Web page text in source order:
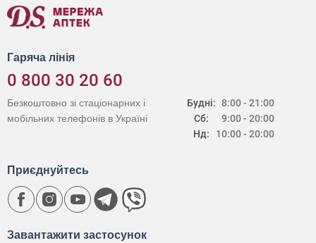
Гаряча лінія
0 800 30 20 60
Будні:
Сб:
Нд:
8:00 - 21:00
9:00 - 20:00
10:00 - 20:00
Безкоштовно зі стаціонарних і
мобільних телефонів в Україні
Завантажити застосунок
Приєднуйтесь